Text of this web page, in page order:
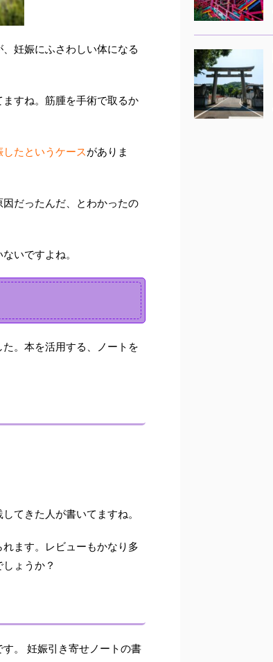
妊娠にふさわしい体になる
すね。筋腫を手術で取るか
たというケースがありま
だったんだ、とわかったの
いですよね。
。本を活用する、ノートを
てきた人が書いてますね。
ます。
レビューもかなり多
ょうか？
。 妊娠引き寄せノートの書